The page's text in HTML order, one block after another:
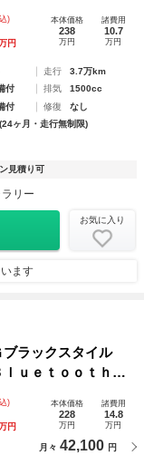
ター 左右ＰＳＤ
ー 衝突被害軽減シ
)
円
本体価格
238
万円
諸費用
10.7
万円
走行
3.7万km
付 排気
1500cc
付 修復
なし
ヶ月・走行無制限)
見積り可
リー
お気に入り
ます
ブラックスタイル
ｕｅｔｏｏｔｈド
フルセグ ＵＳ
ーキ ＬＥＤヘッ
)
円
本体価格
228
万円
諸費用
14.8
万円
月々 42,100 円